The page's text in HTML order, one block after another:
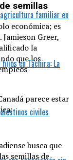
semillas
económica; es
. Jamieson Greer,
la
que los
parece estar
busca que
semillas de
familiar en
en Táchira: La
civiles